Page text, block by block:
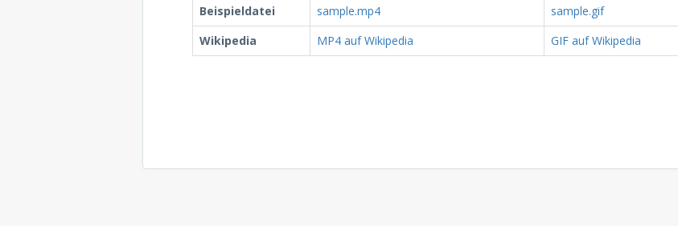
Beispieldatei
sample.mp4
sample.gif
Wikipedia
MP4 auf Wikipedia GIF auf Wikipedia